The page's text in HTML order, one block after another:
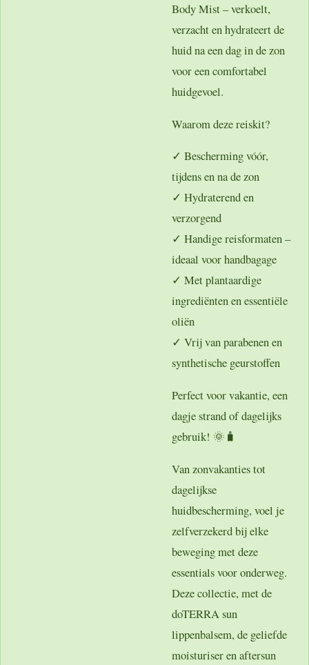
Body Mist– verkoelt,
verzacht en hydrateert de
huid na een dag in de zon
voor een comfortabel
huidgevoel.
Waarom deze reiskit?
✓ Bescherming vóór,
tijdens en na de zon
✓ Hydraterend en
verzorgend
✓ Handige reisformaten –
ideaal voor handbagage
✓ Met plantaardige
ingrediënten en essentiële
oliën
✓ Vrij van parabenen en
synthetische geurstoffen
Perfect voor vakantie, een
dagje strand of dagelijks
gebruik! 🌞🧳
Van zonvakanties tot
dagelijkse
huidbescherming, voel je
zelfverzekerd bij elke
beweging met deze
essentials voor onderweg.
Deze collectie, met de
doTERRA sun
lippenbalsem, de geliefde
moisturiser en aftersun